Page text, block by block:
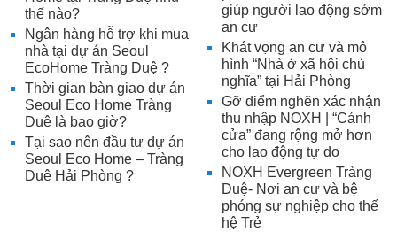
giúp người lao động sớm
an cư
Khát vọng an cư và mô
hình “Nhà ở xã hội chủ
nghĩa” tại Hải Phòng
Gỡ điểm nghẽn xác nhận
thu nhập NOXH | “Cánh
cửa” đang rộng mở hơn
cho lao động tự do
NOXH Evergreen Tràng
Duệ- Nơi an cư và bệ
phóng sự nghiệp cho thế
hệ Trẻ
thế nào?
Ngân hàng hỗ trợ khi mua
nhà tại dự án Seoul
EcoHome Tràng Duệ ?
Thời gian bàn giao dự án
Seoul Eco Home Tràng
Duệ là bao giờ?
Tại sao nên đầu tư dự án
Seoul Eco Home – Tràng
Duệ Hải Phòng ?